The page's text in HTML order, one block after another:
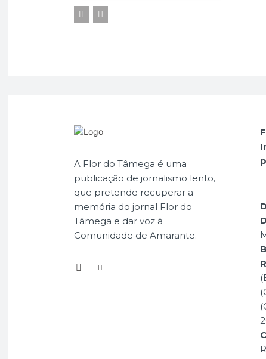
A Flor do Tâmega é uma
publicação de jornalismo lento,
que pretende recuperar a
memória do jornal Flor do
Tâmega e dar voz à
Comunidade de Amarante.